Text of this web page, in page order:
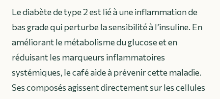
Le diabète de type 2 est lié à une inflammation de
bas grade qui perturbe la sensibilité à l’insuline. En
améliorant le métabolisme du glucose et en
réduisant les marqueurs inflammatoires
systémiques, le café aide à prévenir cette maladie.
Ses composés agissent directement sur les cellules